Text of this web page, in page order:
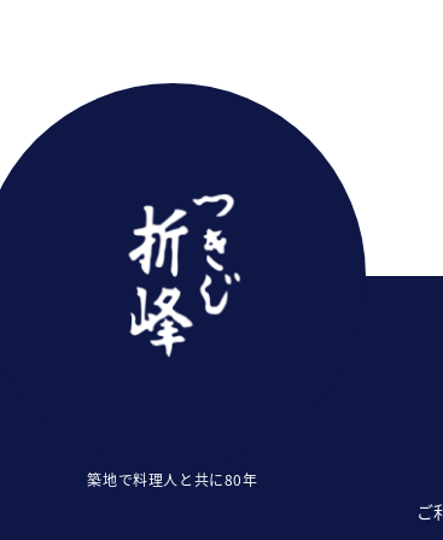
築地で料理人と共に80年
ご